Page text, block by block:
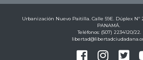
Urbanización Nuevo Paitilla. Calle 59E. Dúplex Nº
PANAMÁ.
Teléfonos: (507) 2234120/22.